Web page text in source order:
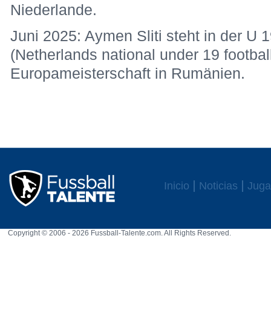
Niederlande.
Juni 2025: Aymen Sliti steht in der U
(Netherlands national under 19
Europameisterschaft in Rumänien.
Inicio Noticias
Copyright © 2006 - 2026 Fussball-Talente.com. All Rights Reserved.